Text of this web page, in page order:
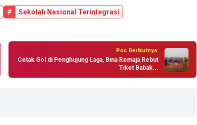
#
Sekolah Nasional Terintegrasi
Pos Berikutnya:
Cetak Gol di Penghujung Laga, Bina Remaja Rebut
Tiket Babak...